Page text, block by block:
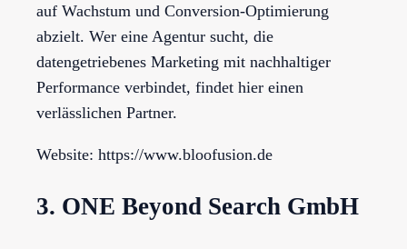
auf Wachstum und Conversion-Optimierung
abzielt. Wer eine Agentur sucht, die
datengetriebenes Marketing mit nachhaltiger
Performance verbindet, findet hier einen
verlässlichen Partner.
Website: https://www.bloofusion.de
3. ONE Beyond Search GmbH